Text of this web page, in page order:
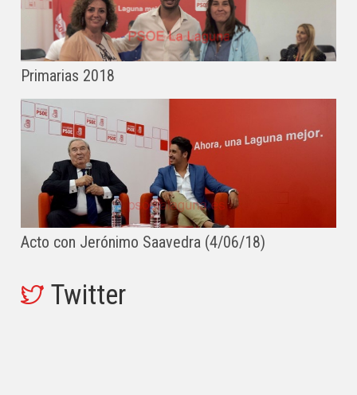
Primarias 2018
Acto con Jerónimo Saavedra (4/06/18)
Twitter